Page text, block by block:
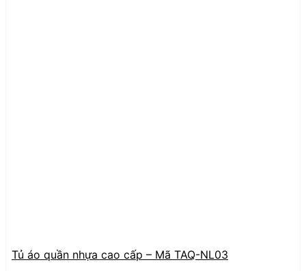
Tủ áo quần nhựa cao cấp – Mã TAQ-NL03